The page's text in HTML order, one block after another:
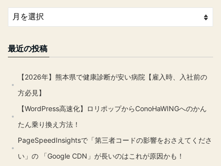
最近の投稿
【2026年】熊本県で健康診断が安い病院【雇入時、入社前の
方必見】
【WordPress高速化】ロリポップからConoHaWINGへのかん
たん乗り換え方法！
PageSpeedInsightsで「第三者コードの影響をおさえてくださ
い」の 「Google CDN」が長いのはこれが原因かも！